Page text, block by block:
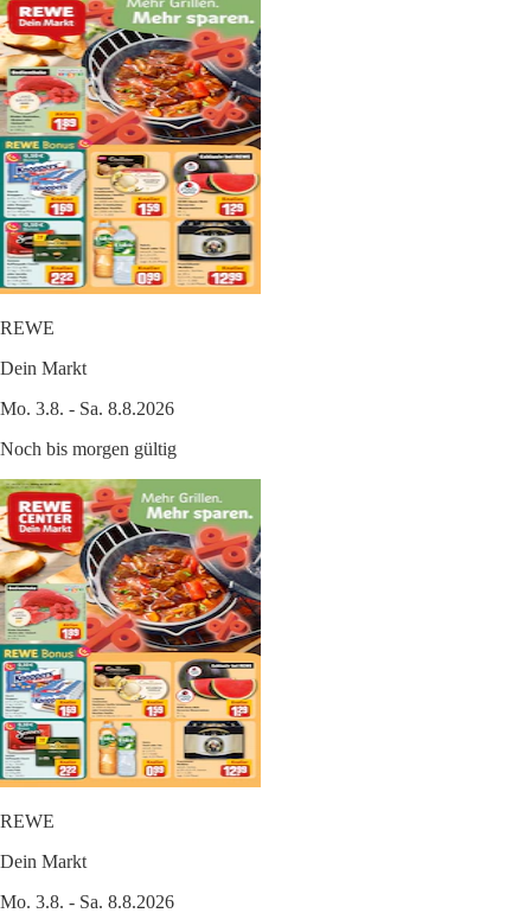
REWE
Dein Markt
Mo. 3.8. - Sa. 8.8.2026
Noch bis morgen gültig
REWE
Dein Markt
Mo. 3.8. - Sa. 8.8.2026